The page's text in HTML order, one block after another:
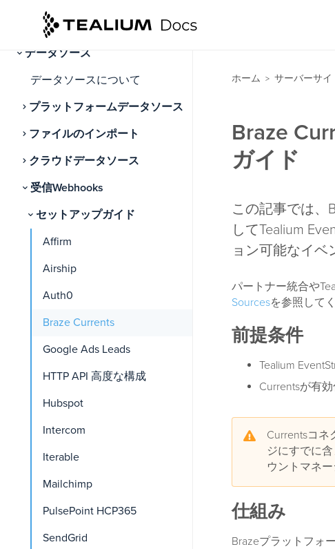
データソース
データソースについて
プラットフォームデータソース
ファイルのインポート
クラウドデータソース
受信Webhooks
セットアップガイド
Affirm
Airship
Auth0
Braze Currents
Google Ads Leads
HTTP API 高度な構成
Hubspot
Intercom
Iterable
Mailchimp
PulsePoint HCP365
SendGrid
ホーム > サーバーサイ
Braze
ガイド
この記事では、
してTealium
ョン可能なイベ
パートナー統合や
Sourcesを参照して
前提条件
Tealium
Currentsが有
Currentsコネ
ジにすでに
ウントマネ
仕組み
Brazeプラットフォ